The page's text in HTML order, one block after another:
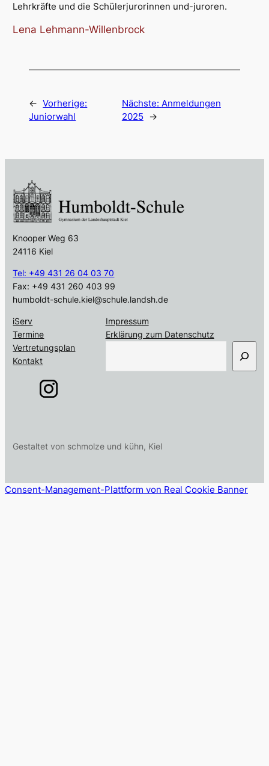
Lehrkräfte und die Schülerjurorinnen und-juroren.
Lena Lehmann-Willenbrock
← Vorherige:
Juniorwahl
Nächste: Anmeldungen
2025 →
Knooper Weg 63
24116 Kiel
Tel: +49 431 26 04 03 70
Fax: +49 431 260 403 99
humboldt-schule.kiel@schule.landsh.de
iServ
Termine
Vertretungsplan
Kontakt
Impressum
Erklärung zum Datenschutz
c
Gestaltet von schmolze und kühn, Kiel
Consent-Management-Plattform von Real Cookie Banner